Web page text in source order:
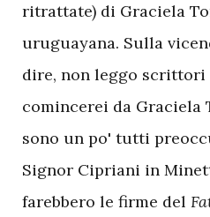
ritrattate) di Graciela
uruguayana. Sulla
dire, non leggo
comincerei da Graciela
sono un po' tutti
Signor Cipriani in
farebbero le firme del